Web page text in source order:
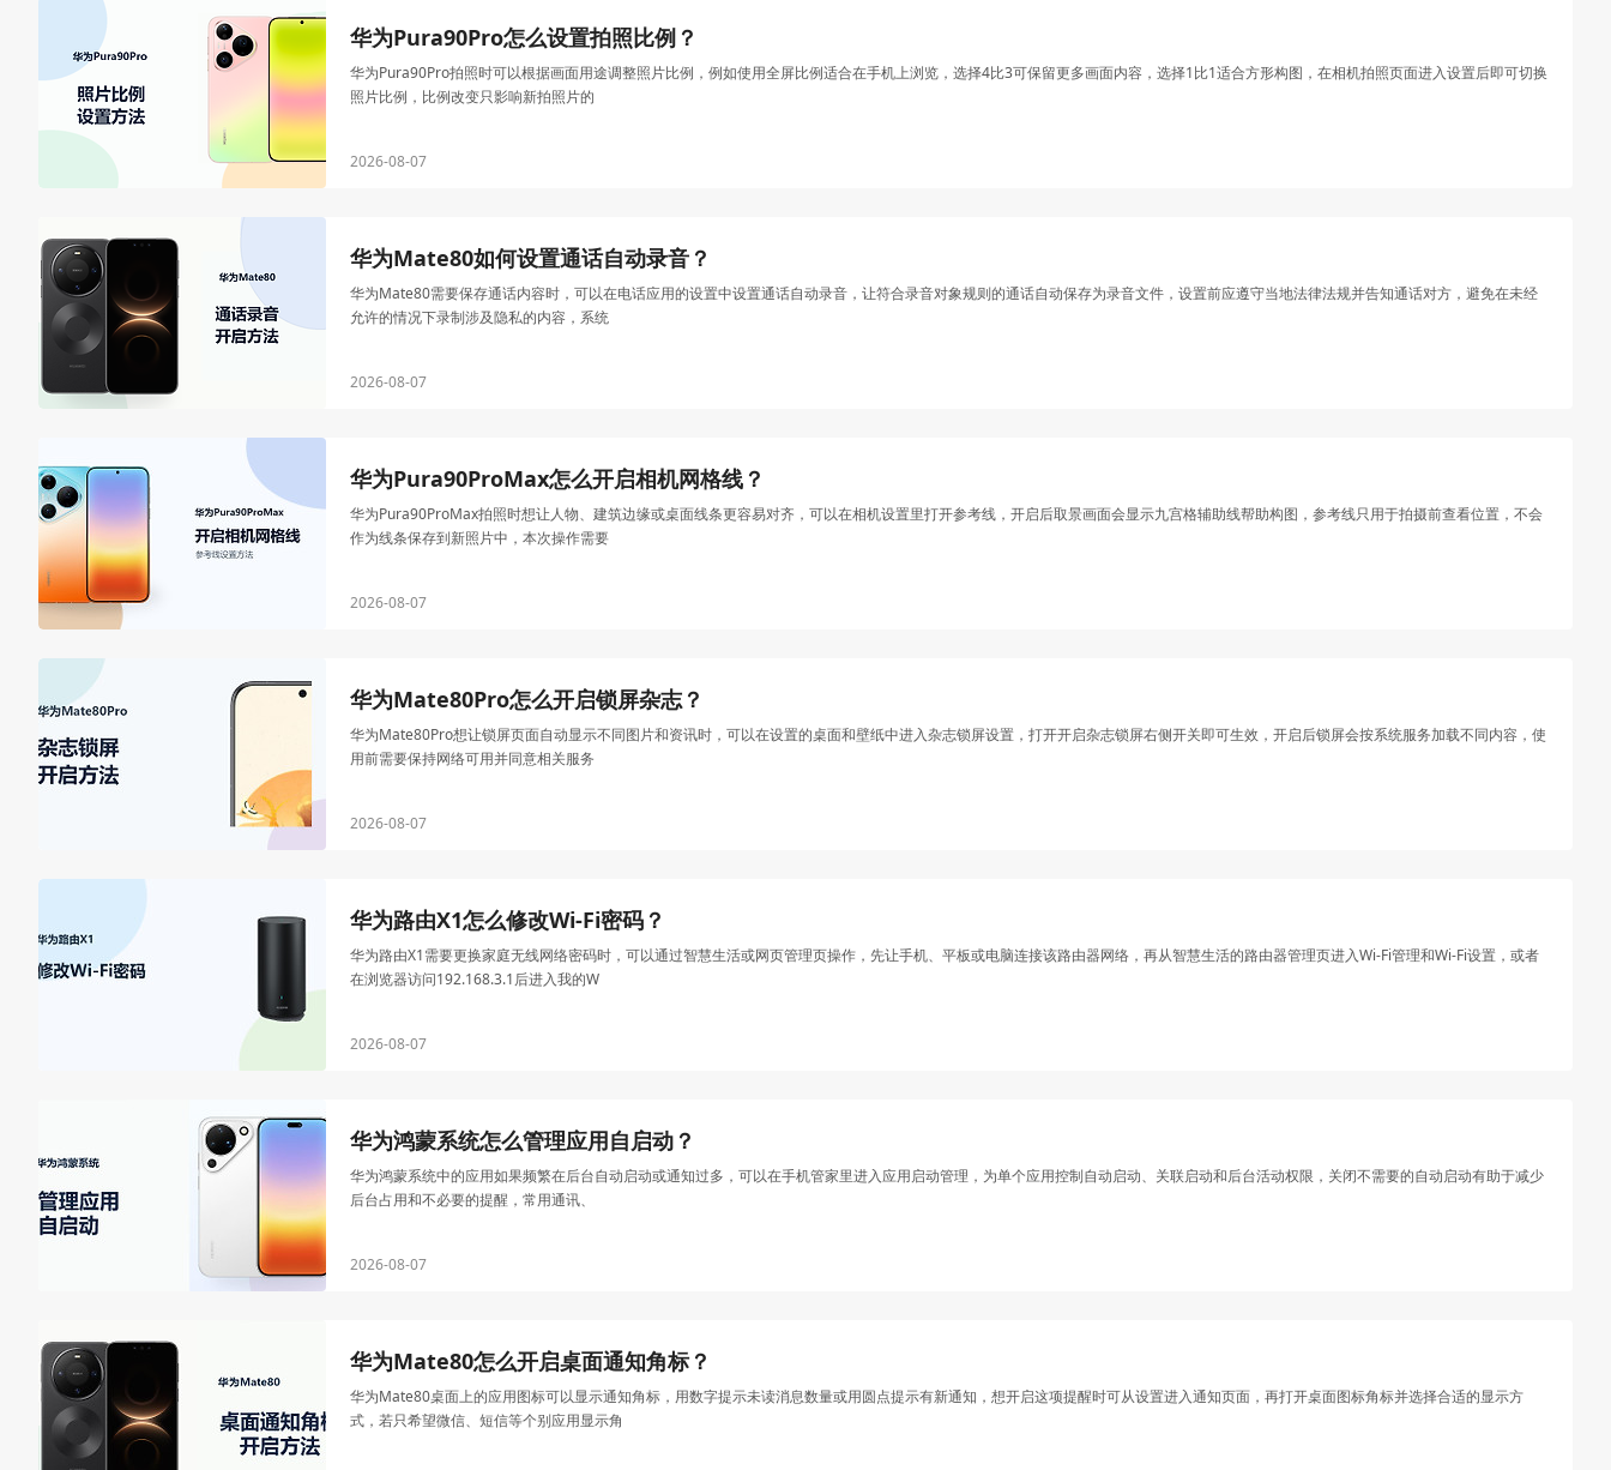
华为Pura90Pro怎么设置拍照比例？
华为Pura90Pro拍照时可以根据画面用途调整照片比例，例如使用全屏比例适合在手机上浏览，选择4比3可保留更多画面内容，选择1比1适合方形构图，在相机拍照页面进入设置后即可切换
照片比例，比例改变只影响新拍照片的
2026-08-07
华为Mate80如何设置通话自动录音？
华为Mate80需要保存通话内容时，可以在电话应用的设置中设置通话自动录音，让符合录音对象规则的通话自动保存为录音文件，设置前应遵守当地法律法规并告知通话对方，避免在未经
允许的情况下录制涉及隐私的内容，系统
2026-08-07
华为Pura90ProMax怎么开启相机网格线？
华为Pura90ProMax拍照时想让人物、建筑边缘或桌面线条更容易对齐，可以在相机设置里打开参考线，开启后取景画面会显示九宫格辅助线帮助构图，参考线只用于拍摄前查看位置，不会
作为线条保存到新照片中，本次操作需要
2026-08-07
华为Mate80Pro怎么开启锁屏杂志？
华为Mate80Pro想让锁屏页面自动显示不同图片和资讯时，可以在设置的桌面和壁纸中进入杂志锁屏设置，打开开启杂志锁屏右侧开关即可生效，开启后锁屏会按系统服务加载不同内容，使
用前需要保持网络可用并同意相关服务
2026-08-07
华为路由X1怎么修改Wi-Fi密码？
华为路由X1需要更换家庭无线网络密码时，可以通过智慧生活或网页管理页操作，先让手机、平板或电脑连接该路由器网络，再从智慧生活的路由器管理页进入Wi-Fi管理和Wi-Fi设置，或者
在浏览器访问192.168.3.1后进入我的W
2026-08-07
华为鸿蒙系统怎么管理应用自启动？
华为鸿蒙系统中的应用如果频繁在后台自动启动或通知过多，可以在手机管家里进入应用启动管理，为单个应用控制自动启动、关联启动和后台活动权限，关闭不需要的自动启动有助于减少
后台占用和不必要的提醒，常用通讯、
2026-08-07
华为Mate80怎么开启桌面通知角标？
华为Mate80桌面上的应用图标可以显示通知角标，用数字提示未读消息数量或用圆点提示有新通知，想开启这项提醒时可从设置进入通知页面，再打开桌面图标角标并选择合适的显示方
式，若只希望微信、短信等个别应用显示角